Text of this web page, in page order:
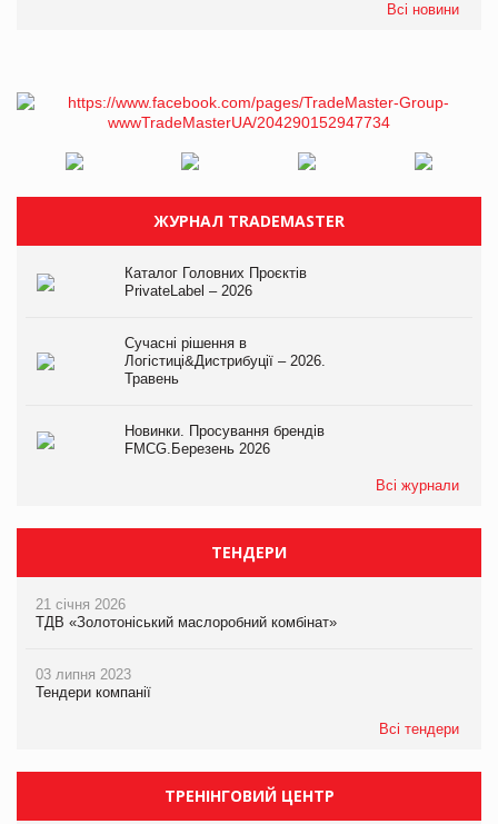
Всі новини
ЖУРНАЛ TRADEMASTER
Каталог Головних Проєктів
PrivateLabel – 2026
Сучасні рішення в
Логістиці&Дистрибуції – 2026.
Травень
Новинки. Просування брендів
FMCG.Березень 2026
Всі журнали
ТЕНДЕРИ
21 січня 2026
ТДВ «Золотоніський маслоробний комбінат»
03 липня 2023
Тендери компанії
Всі тендери
ТРЕНІНГОВИЙ ЦЕНТР